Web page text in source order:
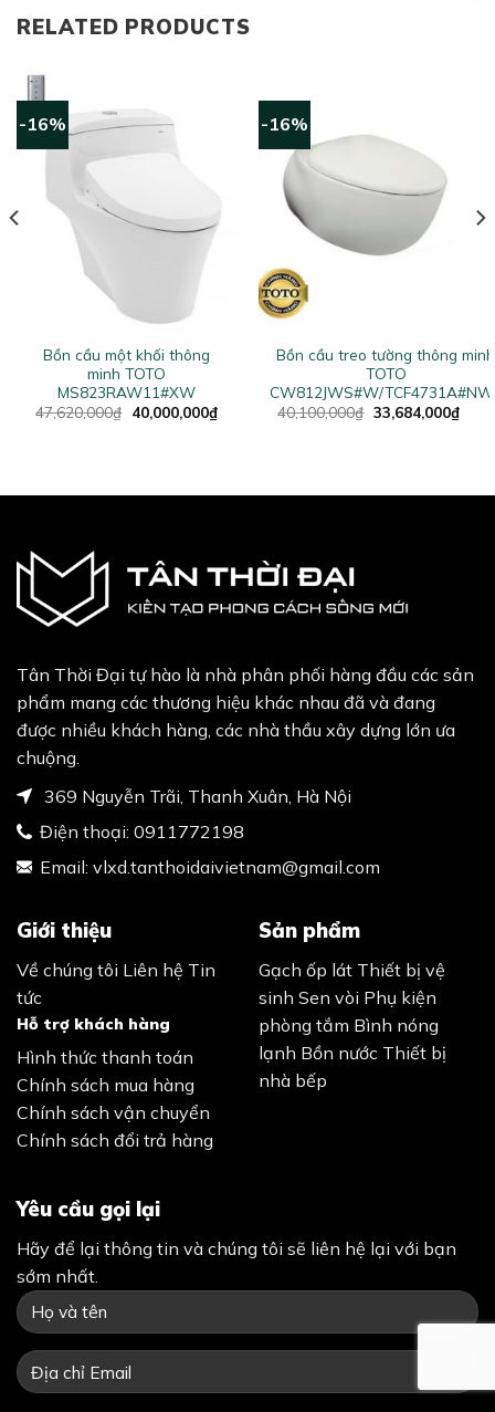
RELATED PRODUCTS
-16%
Bồn cầu một khối thông
minh TOTO
MS823RAW11#XW
47,620,000₫ Original
price
40,000,000₫Current
price
-16%
Bồn cầu treo tường thông minh
TOTO
CW812JWS#W/
40,100,000₫ Original
price
33,684,000₫
price
Tân Thời Đại tự hào là nhà phân phối hàng đầu các sản
phẩm mang các thương hiệu khác nhau đã và đang
được nhiều khách hàng, các nhà thầu xây dựng lớn ưa
chuộng.
369 Nguyễn Trãi, Thanh Xuân, Hà Nội
Điện thoại: 0911772198
Email: vlxd.tanthoidaivietnam@gmail.com
Giới thiệu
Về chúng tôi Liên hệ Tin
tức
Hỗ trợ khách hàng
Hình thức thanh toán
Chính sách mua hàng
Chính sách vận chuyển
Chính sách đổi trả hàng
Sản phẩm
Gạch ốp lát Thiết bị vệ
sinh Sen vòi Phụ kiện
phòng tắm Bình nóng
lạnh Bồn nước Thiết bị
nhà bếp
Yêu cầu gọi lại
Hãy để lại thông tin và chúng tôi sẽ liên hệ lại với bạn
sớm nhất.